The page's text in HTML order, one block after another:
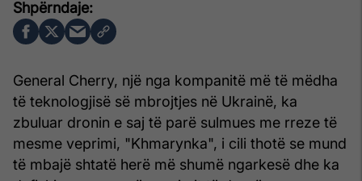
General Cherry, një nga kompanitë më të mëdha
të teknologjisë së mbrojtjes në Ukrainë, ka
zbuluar dronin e saj të parë sulmues me rreze të
mesme veprimi, "Khmarynka", i cili thotë se mund
të mbajë shtatë herë më shumë ngarkesë dhe ka